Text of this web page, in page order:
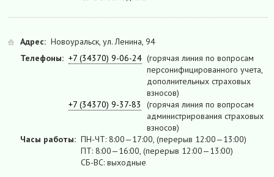
Адрес: Новоуральск, ул. Ленина, 94
Телефоны: +7 (34370) 9-06-24 (горячая линия по вопросам
персонифицированного учета,
дополнительных страховых
взносов)
+7 (34370) 9-37-83
(горячая линия по вопросам
администрирования страховых
взносов)
Часы работы: ПН-ЧТ: 8:00—17:00, (перерыв 12:00—13:00)
ПТ: 8:00—16:00, (перерыв 12:00—13:00)
СБ-ВС: выходные